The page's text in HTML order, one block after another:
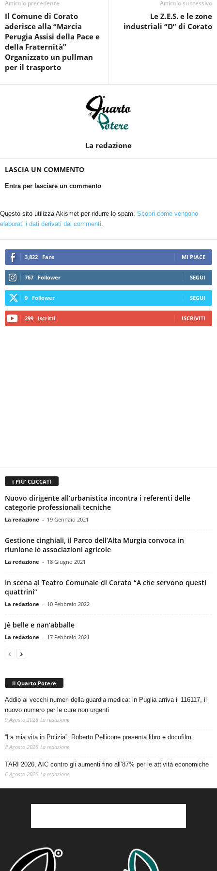
Articolo precedente
Il Comune di Corato
aderisce alla “Marcia
Perugia Assisi della Pace e
della Fraternità”
Organizzato un pullman
per il trasporto
Articolo successivo
Le Z.E.S. e le zone
industriali “D” di Corato
La redazione
LASCIA UN COMMENTO
Entra per lasciare un commento
Questo sito utilizza Akismet per ridurre lo spam. Scopri come vengono
elaborati i dati derivati dai commenti
3,822 Fans MI PIACE
767 Follower SEGUI
9 Follower SEGUI
299 Iscritti ISCRIVITI
I PIU' CLICCATI
Nuovo dirigente all’urbanistica incontra i referenti delle
categorie professionali tecniche
La redazione - 19 Gennaio 2021
Gestione cinghiali, il Parco dell’Alta Murgia convoca in
riunione le associazioni agricole
La redazione - 18 Giugno 2021
In scena al Teatro Comunale di Corato “A che servono questi
quattrini”
La redazione - 10 Febbraio 2022
Jè belle e nan’abballe
La redazione - 17 Febbraio 2021
Il Quarto Potere
Addio ai vecchi numeri della guardia medica: in Puglia arriva il 116117, il
nuovo numero per le cure non urgenti
9 Agosto 2026 La redazione
“La mia vita in Polizia”: Roberto Pellicone presenta libro e docufilm
8 Agosto 2026 La redazione
TARI 2026, AIC contro gli aumenti fino all’87% per le attività economiche
6 Agosto 2026 La redazione